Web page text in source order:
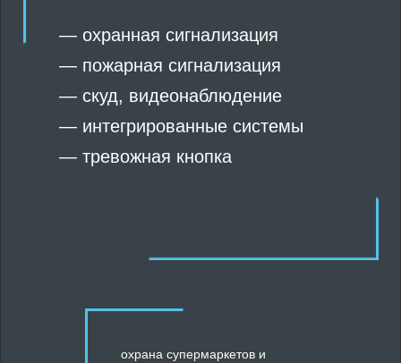
— охранная сигнализация
— пожарная сигнализация
—скуд, видеонаблюдение
— интегрированные системы
— тревожная кнопка
охрана супермаркетов и